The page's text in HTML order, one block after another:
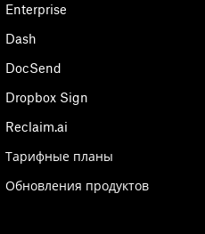
Enterprise
Dash
DocSend
Dropbox Sign
Reclaim.ai
Тарифные планы
Обновления продуктов